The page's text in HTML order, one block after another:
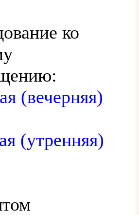
ко
(вечерняя)
(утренняя)